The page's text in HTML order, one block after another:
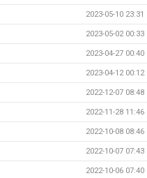
2023-05-10 23:31
2023-05-02 00:33
2023-04-27 00:40
2023-04-12 00:12
2022-12-07 08:48
2022-11-28 11:46
2022-10-08 08:46
2022-10-07 07:43
2022-10-06 07:40